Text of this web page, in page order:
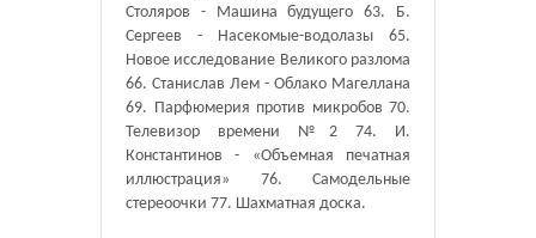
Столяров - Машина будущего 63. Б.
Сергеев - Насекомые-водолазы 65.
Новое исследование Великого разлома
66. Станислав Лем - Облако Магеллана
69. Парфюмерия против микробов 70.
Телевизор времени №2 74. И.
Константинов - «Объемная печатная
иллюстрация» 76. Самодельные
стереоочки 77. Шахматная доска.